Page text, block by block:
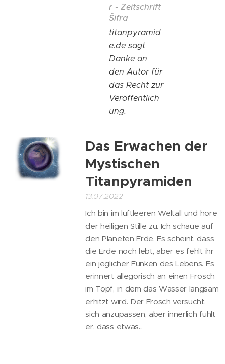
r - Zeitschrift
Šifra
titanpyramid
e.de sagt
Danke an
den Autor für
das Recht zur
Veröffentlich
ung.
Das Erwachen der
Mystischen
Titanpyramiden
13.07.2022
Ich bin im luftleeren Weltall und höre
der heiligen Stille zu. Ich schaue auf
den Planeten Erde. Es scheint, dass
die Erde noch lebt, aber es fehlt ihr
ein jeglicher Funken des Lebens. Es
erinnert allegorisch an einen Frosch
im Topf, in dem das Wasser langsam
erhitzt wird. Der Frosch versucht,
sich anzupassen, aber innerlich fühlt
er, dass etwas...